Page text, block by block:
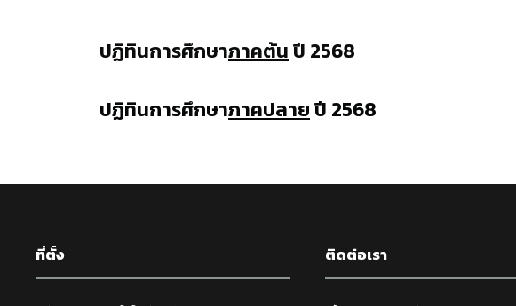
ปฏิทินการศึกษาภาคต้นปี 2568
ปฏิทินการศึกษาภาคปลายปี 2568
ที่ตั้ง ติดต่อเรา